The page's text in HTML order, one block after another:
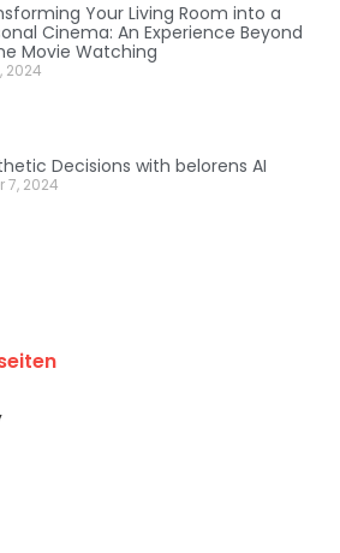
Your Living Room into a
Cinema: An Experience Beyond
Movie Watching
2024
Decisions with belorens AI
7, 2024